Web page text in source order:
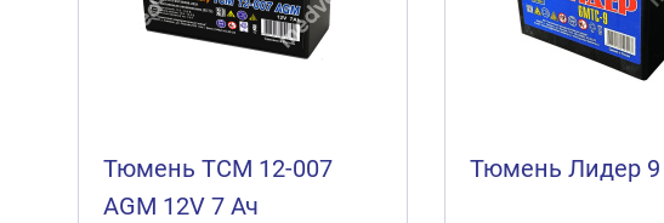
Тюмень ТСМ 12-007
AGM 12V 7 Ач
Тюмень Лидер 9